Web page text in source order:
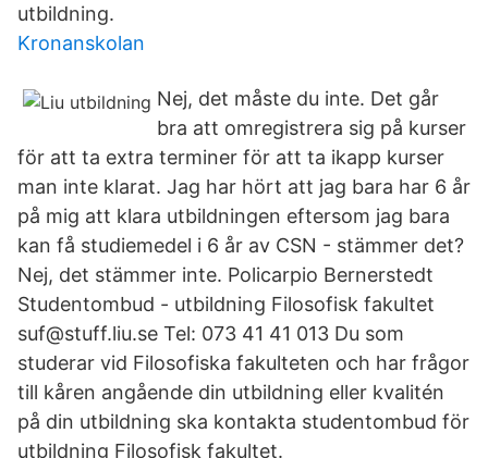
utbildning.
Kronanskolan
Nej, det måste du inte. Det går
bra att omregistrera sig på kurser
för att ta extra terminer för att ta ikapp kurser
man inte klarat. Jag har hört att jag bara har 6 år
på mig att klara utbildningen eftersom jag bara
kan få studiemedel i 6 år av CSN - stämmer det?
Nej, det stämmer inte. Policarpio Bernerstedt
Studentombud - utbildning Filosofisk fakultet
suf@stuff.liu.se Tel: 073 41 41 013 Du som
studerar vid Filosofiska fakulteten och har frågor
till kåren angående din utbildning eller kvalitén
på din utbildning ska kontakta studentombud för
utbildning Filosofisk fakultet.